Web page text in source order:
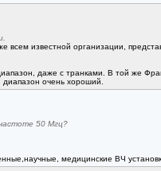
всем известной организации,
даже с транками. В той же
очень хороший.
50 Мгц?
медицинские ВЧ